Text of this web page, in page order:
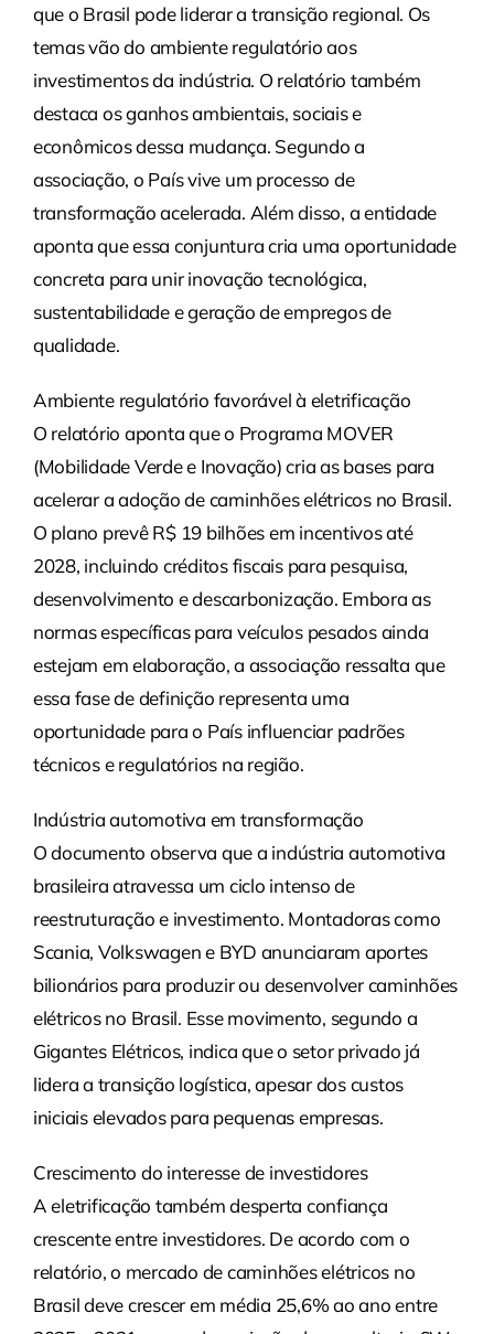
que o Brasil pode liderar a transição regional. Os
temas vão do ambiente regulatório aos
investimentos da indústria. O relatório também
destaca os ganhos ambientais, sociais e
econômicos dessa mudança. Segundo a
associação, o País vive um processo de
transformação acelerada. Além disso, a entidade
aponta que essa conjuntura cria uma oportunidade
concreta para unir inovação tecnológica,
sustentabilidade e geração de empregos de
qualidade.
Ambiente regulatório favorável à eletrificação
O relatório aponta que o Programa MOVER
(Mobilidade Verde e Inovação) cria as bases para
acelerar a adoção de caminhões elétricos no Brasil.
O plano prevê R$ 19 bilhões em incentivos até
2028, incluindo créditos fiscais para pesquisa,
desenvolvimento e descarbonização. Embora as
normas específicas para veículos pesados ainda
estejam em elaboração, a associação ressalta que
essa fase de definição representa uma
oportunidade para o País influenciar padrões
técnicos e regulatórios na região.
Indústria automotiva em transformação
O documento observa que a indústria automotiva
brasileira atravessa um ciclo intenso de
reestruturação e investimento. Montadoras como
Scania, Volkswagen e BYD anunciaram aportes
bilionários para produzir ou desenvolver caminhões
elétricos no Brasil. Esse movimento, segundo a
Gigantes Elétricos, indica que o setor privado já
lidera a transição logística, apesar dos custos
iniciais elevados para pequenas empresas.
Crescimento do interesse de investidores
A eletrificação também desperta confiança
crescente entre investidores. De acordo com o
relatório, o mercado de caminhões elétricos no
Brasil deve crescer em média 25,6% ao ano entre